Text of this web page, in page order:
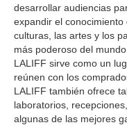
desarrollar audiencias
expandir el
culturas, las artes y los
más poderoso del
LALIFF sirve como un
reúnen con los
LALIFF también ofrece
laboratorios,
algunas de las mejores